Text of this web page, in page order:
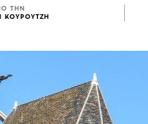
ΤΗΝ
ΚΟΥΡΟΥΤΖΗ